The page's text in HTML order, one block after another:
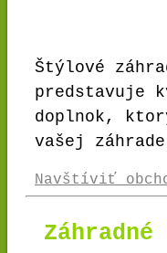
Štýlové
predstavuje
doplnok,
vašej
Navštíviť